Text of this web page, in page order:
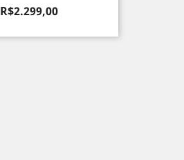
Preço
R$2.299,00